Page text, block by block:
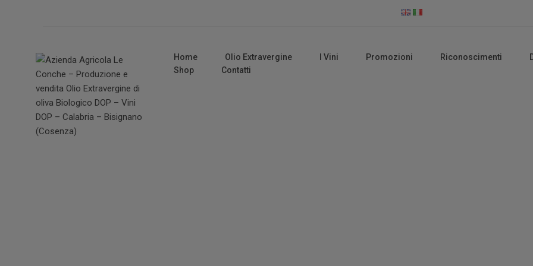
Home Olio Extravergine I Vini Promozioni Riconoscimenti
Shop
Contatti